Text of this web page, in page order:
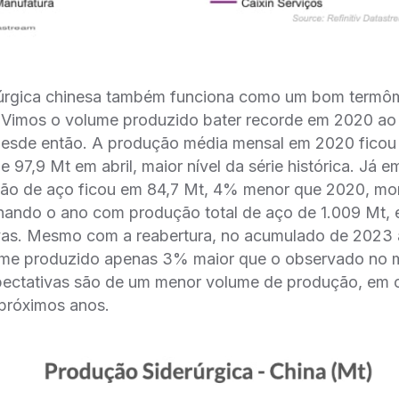
chinesa também funciona como um bom
o volume produzido bater recorde em 2020
então. A produção média mensal em 2020
97,9 Mt em abril, maior nível da série histórica. Já
de aço ficou em 84,7 Mt, 4% menor que 2020,
o ano com produção total de aço de 1.009 Mt,
Mesmo com a reabertura, no acumulado de 2023
produzido apenas 3% maior que o observado no
são de um menor volume de produção, em
anos.